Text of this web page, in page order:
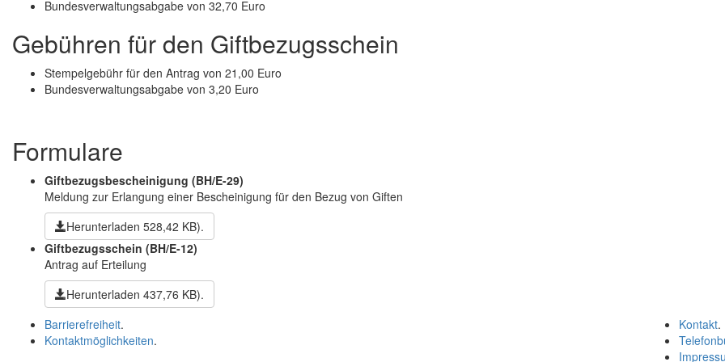
Bundesverwaltungsabgabe von 32,70 Euro
Gebühren für den Giftbezugsschein
Stempelgebühr für den Antrag von 21,00 Euro
Bundesverwaltungsabgabe von 3,20 Euro
Formulare
Giftbezugsbescheinigung (BH/E-29)
Meldung zur Erlangung einer Bescheinigung für den Bezug von Giften
Herunterladen 528,42 KB).
Giftbezugsschein (BH/E-12)
Antrag auf Erteilung
Herunterladen 437,76 KB).
Kontakt.
Barrierefreiheit.
Kontaktmöglichkeiten.